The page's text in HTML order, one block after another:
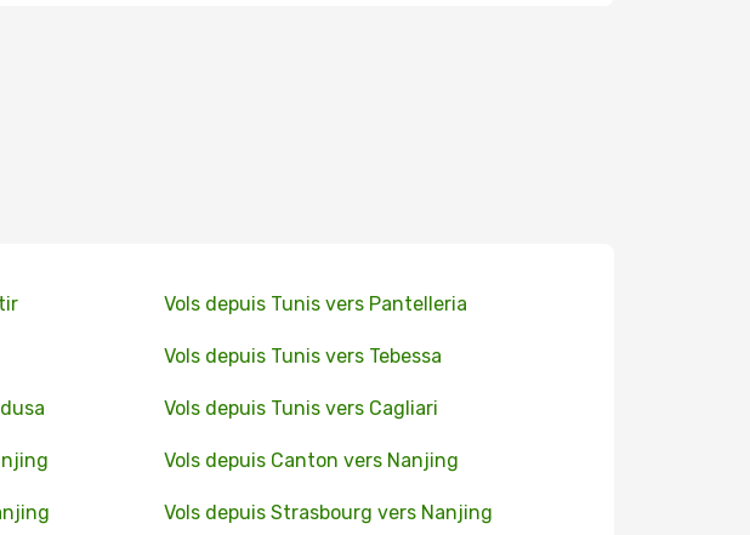
Vols depuis Tunis vers Pantelleria
Vols depuis Tunis vers Tebessa
Vols depuis Tunis vers Cagliari
Vols depuis Canton vers Nanjing
Vols depuis Strasbourg vers Nanjing